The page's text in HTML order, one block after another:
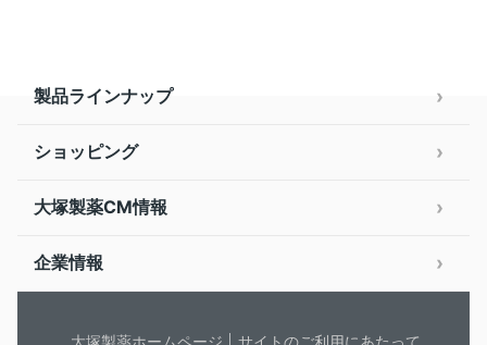
製品ラインナップ
ショッピング
大塚製薬CM情報
企業情報